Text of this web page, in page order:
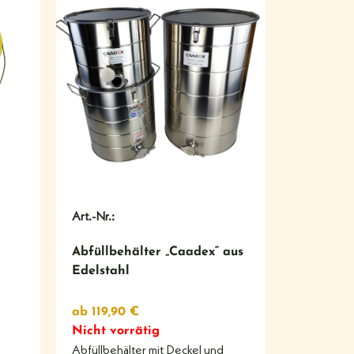
#
Art.-Nr.:
Abfüllbehälter „Caadex“ aus
Edelstahl
ab 119,90 €
Nicht vorrätig
Abfüllbehälter mit Deckel und